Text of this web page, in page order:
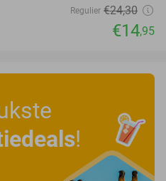
Regulier €24,30
€14,95
!